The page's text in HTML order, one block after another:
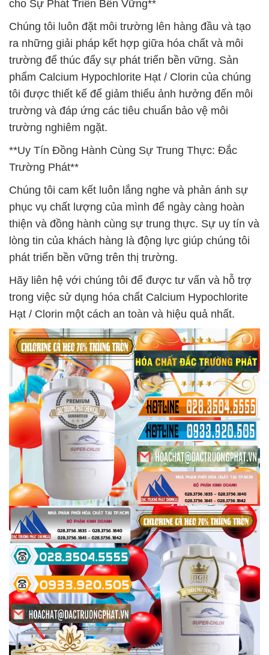
cho Sự Phát Triển Bền Vững**
Chúng tôi luôn đặt môi trường lên hàng đầu và tạo
ra những giải pháp kết hợp giữa hóa chất và môi
trường để thúc đẩy sự phát triển bền vững. Sản
phẩm Calcium Hypochlorite Hạt / Clorin của chúng
tôi được thiết kế để giảm thiểu ảnh hưởng đến môi
trường và đáp ứng các tiêu chuẩn bảo vệ môi
trường nghiêm ngặt.
**Uy Tín Đồng Hành Cùng Sự Trung Thực: Đắc
Trường Phát**
Chúng tôi cam kết luôn lắng nghe và phản ánh sự
phục vụ chất lượng của mình để ngày càng hoàn
thiện và đồng hành cùng sự trung thực. Sự uy tín và
lòng tin của khách hàng là động lực giúp chúng tôi
phát triển bền vững trên thị trường.
Hãy liên hệ với chúng tôi để được tư vấn và hỗ trợ
trong việc sử dụng hóa chất Calcium Hypochlorite
Hạt / Clorin một cách an toàn và hiệu quả nhất.